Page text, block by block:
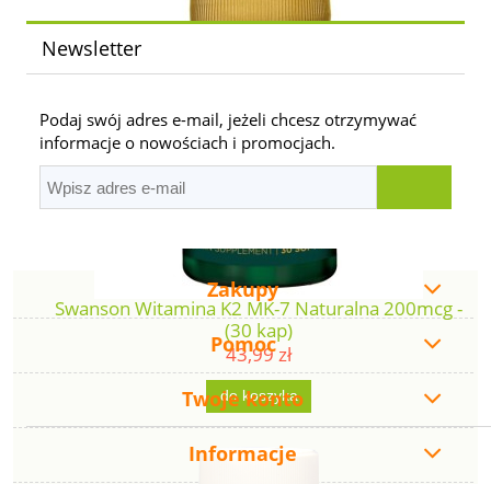
Swanson Witamina K2 MK-7 Naturalna 200mcg -
(30 kap)
43,99 zł
do koszyka
Newsletter
Podaj swój adres e-mail, jeżeli chcesz otrzymywać
informacje o nowościach i promocjach.
Zakupy
Pomoc
Twoje konto
Informacje